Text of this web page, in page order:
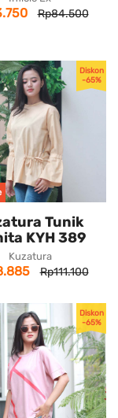
Rp84.500
Diskon
-65%
Tunik
KYH 389
Kuzatura
Rp111.100
Diskon
-65%